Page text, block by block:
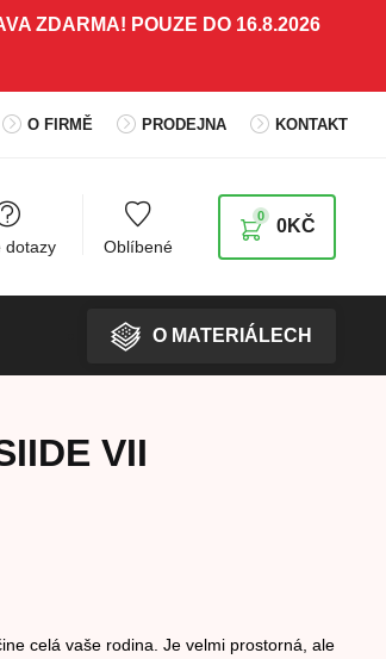
ZDARMA! POUZE DO 16.8.2026
O FIRMĚ PRODEJNA KONTAKT
dotazy Oblíbené
0KČ
0
O MATERIÁLECH
VII
celá vaše rodina. Je velmi prostorná, ale